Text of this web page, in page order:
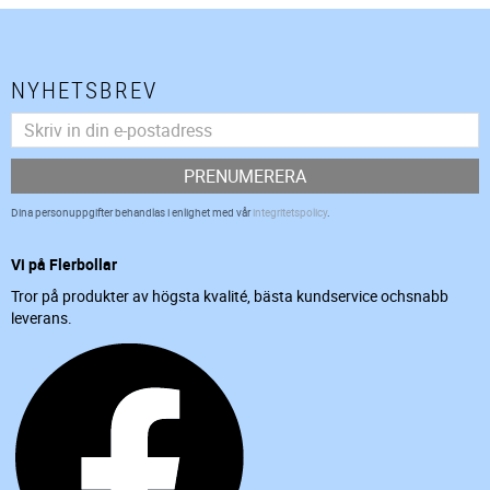
NYHETSBREV
PRENUMERERA
Dina personuppgifter behandlas i enlighet med vårintegritetspolicy.
Vi på Flerbollar
Tror på produkter av högsta kvalité, bästa kundservice ochsnabb
leverans.